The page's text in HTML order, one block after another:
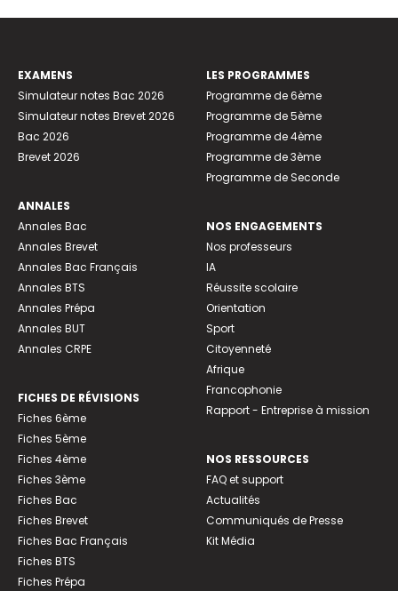
EXAMENS
Simulateur notes Bac 2026
Simulateur notes Brevet 2026
Bac 2026
Brevet 2026
ANNALES
Annales Bac
Annales Brevet
Annales Bac Français
Annales BTS
Annales Prépa
Annales BUT
Annales CRPE
FICHES DE RÉVISIONS
Fiches 6ème
Fiches 5ème
Fiches 4ème
Fiches 3ème
Fiches Bac
Fiches Brevet
Fiches Bac Français
Fiches BTS
Fiches Prépa
LES PROGRAMMES
Programme de 6ème
Programme de 5ème
Programme de 4ème
Programme de 3ème
Programme de Seconde
NOS ENGAGEMENTS
Nos professeurs
IA
Réussite scolaire
Orientation
Sport
Citoyenneté
Afrique
Francophonie
Rapport - Entreprise à mission
NOS RESSOURCES
FAQ et support
Actualités
Communiqués de Presse
Kit Média